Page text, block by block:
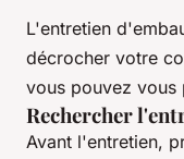
L'entretien
décrocher votre
vous pouvez vous
Rechercher
Avant l'entretien,